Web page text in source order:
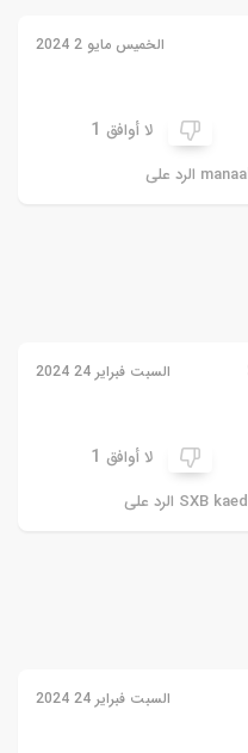
الخميس مايو 2 2024
لا أوافق 1
الرد على
السبت فبراير 24 2024
لا أوافق 1
SXB الرد على
السبت فبراير 24 2024